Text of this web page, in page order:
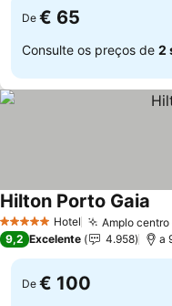
De € 65
Consulte os preços de 2
5 Estrelas Hotel Amplo
Hilton Porto Gaia
9,2 Excelente 4.958 a
De € 100